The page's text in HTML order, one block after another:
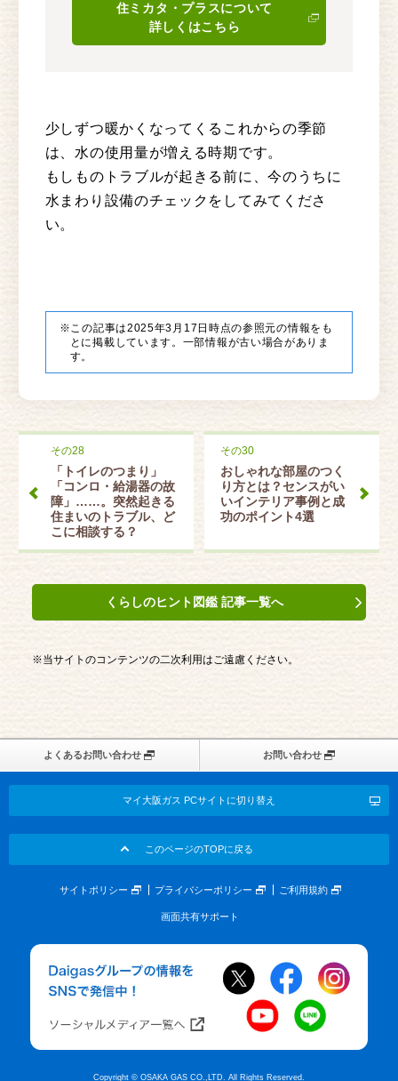
住ミカタ・プラスについて
詳しくはこちら
少しずつ暖かくなってくるこれからの季節
は、水の使用量が増える時期です。
もしものトラブルが起きる前に、今のうちに
水まわり設備のチェックをしてみてくださ
い。
※この記事は2025年3月17日時点の参照元の情報をも
とに掲載しています。一部情報が古い場合がありま
す。
その28
「トイレのつまり」
「コンロ・給湯器の故
障」……。突然起きる
住まいのトラブル、ど
こに相談する？
その30
おしゃれな部屋のつく
り方とは？センスがい
いインテリア事例と成
功のポイント4選
くらしのヒント図鑑 記事一覧へ
※当サイトのコンテンツの二次利用はご遠慮ください。
よくあるお問い合わせ お問い合わせ
マイ大阪ガス PCサイトに切り替え
このページのTOPに戻る
サイトポリシー プライバシーポリシー ご利用規約
画面共有サポート
Copyright © OSAKA GAS CO.,LTD. All Rights Reserved.